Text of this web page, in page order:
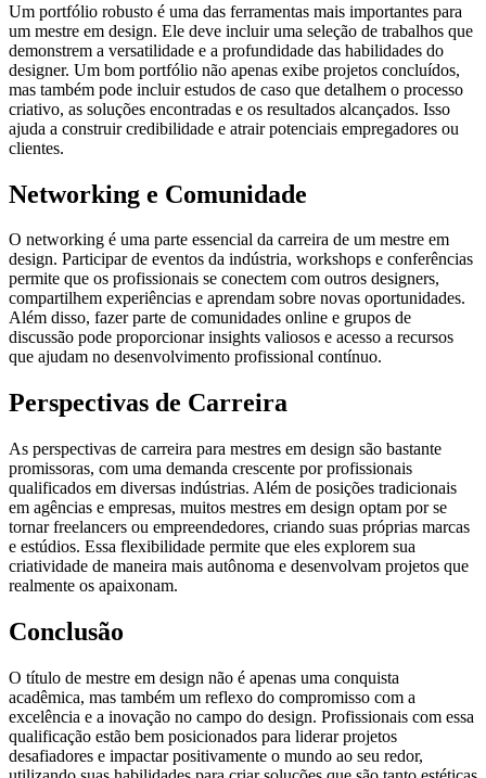
Um portfólio robusto é uma das ferramentas mais importantes para
um mestre em design. Ele deve incluir uma seleção de trabalhos que
demonstrem a versatilidade e a profundidade das habilidades do
designer. Um bom portfólio não apenas exibe projetos concluídos,
mas também pode incluir estudos de caso que detalhem o processo
criativo, as soluções encontradas e os resultados alcançados. Isso
ajuda a construir credibilidade e atrair potenciais empregadores ou
clientes.
Networking e Comunidade
O networking é uma parte essencial da carreira de um mestre em
design. Participar de eventos da indústria, workshops e conferências
permite que os profissionais se conectem com outros designers,
compartilhem experiências e aprendam sobre novas oportunidades.
Além disso, fazer parte de comunidades online e grupos de
discussão pode proporcionar insights valiosos e acesso a recursos
que ajudam no desenvolvimento profissional contínuo.
Perspectivas de Carreira
As perspectivas de carreira para mestres em design são bastante
promissoras, com uma demanda crescente por profissionais
qualificados em diversas indústrias. Além de posições tradicionais
em agências e empresas, muitos mestres em design optam por se
tornar freelancers ou empreendedores, criando suas próprias marcas
e estúdios. Essa flexibilidade permite que eles explorem sua
criatividade de maneira mais autônoma e desenvolvam projetos que
realmente os apaixonam.
Conclusão
O título de mestre em design não é apenas uma conquista
acadêmica, mas também um reflexo do compromisso com a
excelência e a inovação no campo do design. Profissionais com essa
qualificação estão bem posicionados para liderar projetos
desafiadores e impactar positivamente o mundo ao seu redor,